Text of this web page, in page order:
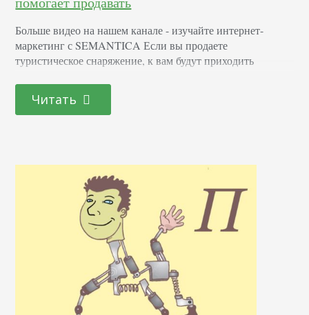
Больше видео на нашем канале - изучайте интернет-
маркетинг с SEMANTICA Если вы продаете
туристическое снаряжение, к вам будут приходить
поводу товара, но не саму продукцию. Представьте, что
вы планируете приобретение какой-то незнакомой вам
Читать